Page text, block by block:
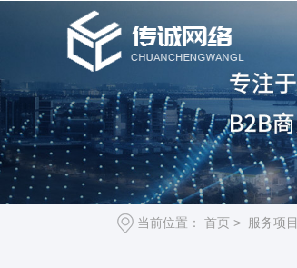
当前位置：首页 > 服务项目